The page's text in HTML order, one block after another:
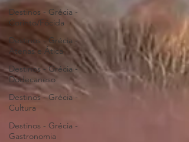
Destinos - Grécia -
Corinto/Fócida
Destinos - Grécia -
Atenas e Ática
Destinos - Grécia -
Dodecaneso
Destinos - Grécia -
Cultura
Destinos - Grécia -
Gastronomia